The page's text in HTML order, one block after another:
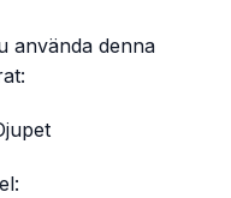
använda denna